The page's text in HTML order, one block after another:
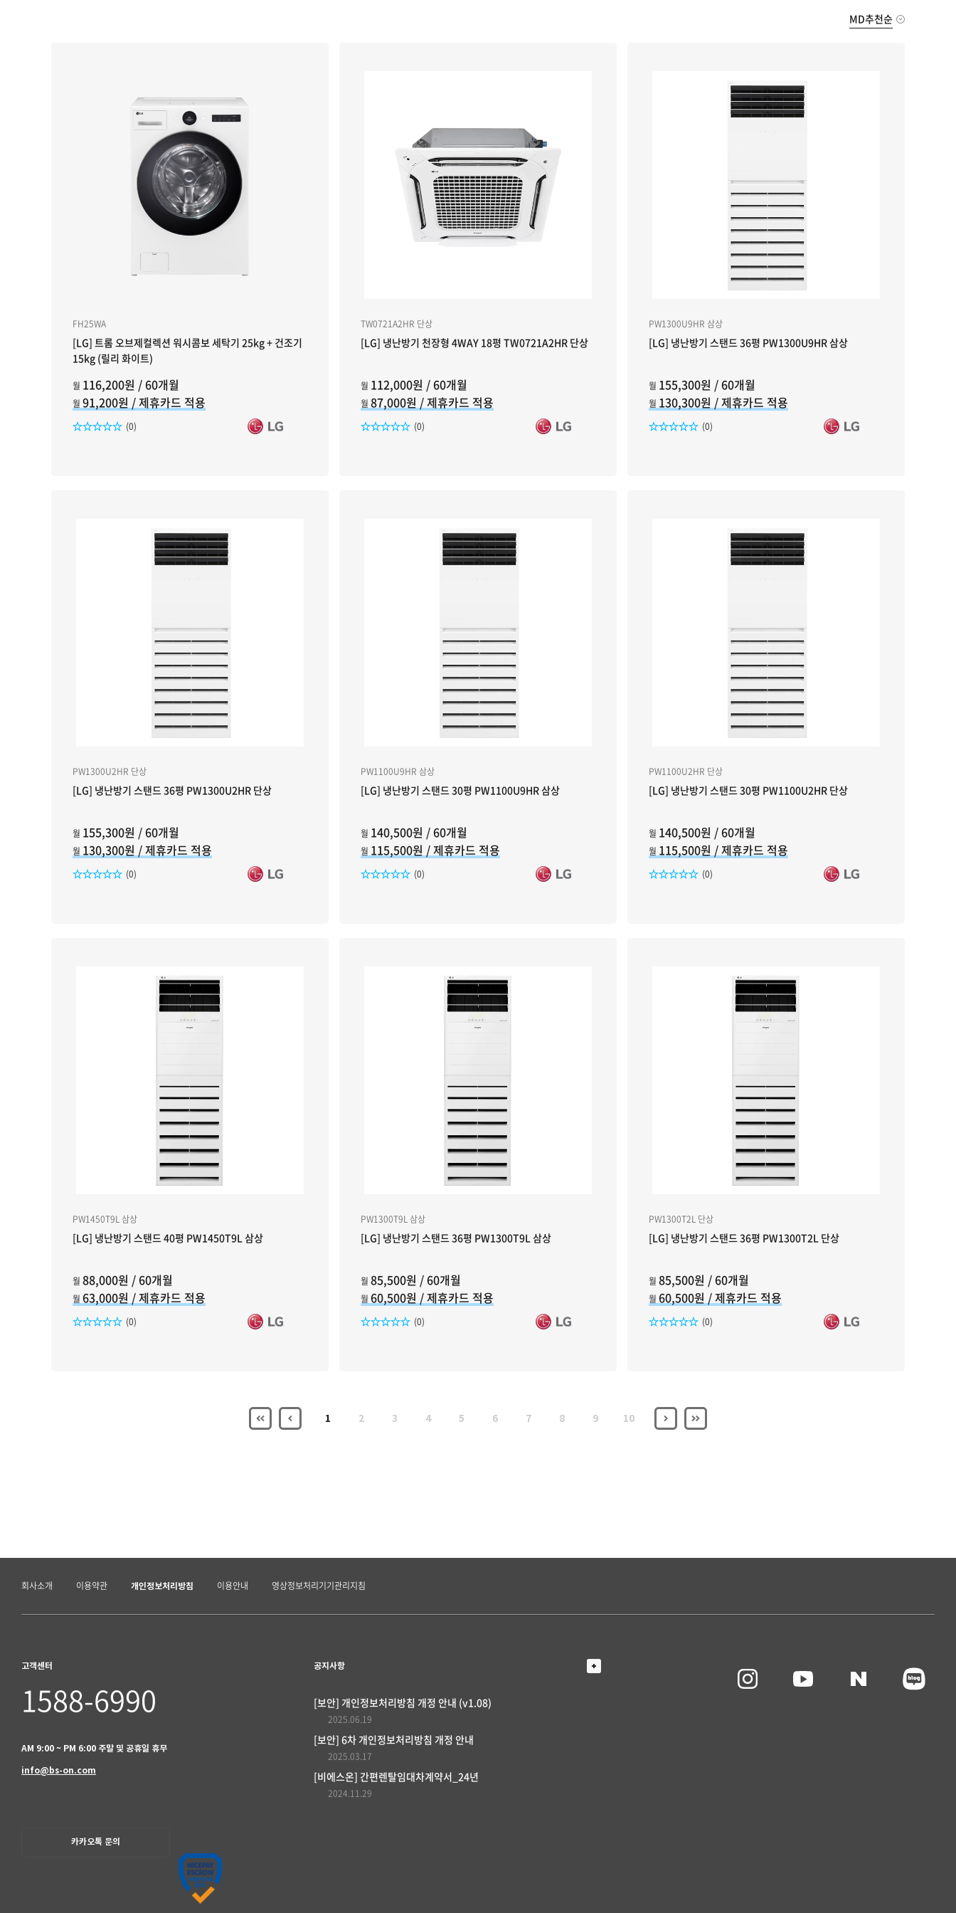
MD추천순
FH25WA
[LG] 트롬 오브제컬렉션 워시콤보 세탁기 25kg + 건조기
15kg (릴리 화이트)
월 116,200원 / 60개월
월 91,200원 / 제휴카드 적용
(0)
TW0721A2HR 단상
[LG] 냉난방기 천장형 4WAY 18평 TW0721A2HR 단상
월 112,000원 / 60개월
월 87,000원 / 제휴카드 적용
(0)
PW1300U9HR 삼상
[LG] 냉난방기 스탠드 36평 PW1300U9HR 삼상
월 155,300원 / 60개월
월 130,300원 / 제휴카드 적용
(0)
PW1300U2HR 단상
[LG] 냉난방기 스탠드 36평 PW1300U2HR 단상
월 155,300원 / 60개월
월 130,300원 / 제휴카드 적용
(0)
PW1100U9HR 삼상
[LG] 냉난방기 스탠드 30평 PW1100U9HR 삼상
월 140,500원 / 60개월
월 115,500원 / 제휴카드 적용
(0)
PW1100U2HR 단상
[LG] 냉난방기 스탠드 30평 PW1100U2HR 단상
월 140,500원 / 60개월
월 115,500원 / 제휴카드 적용
(0)
PW1450T9L 삼상
[LG] 냉난방기 스탠드 40평 PW1450T9L 삼상
월 88,000원 / 60개월
월 63,000원 / 제휴카드 적용
(0)
PW1300T9L 삼상
[LG] 냉난방기 스탠드 36평 PW1300T9L 삼상
월 85,500원 / 60개월
월 60,500원 / 제휴카드 적용
(0)
PW1300T2L 단상
[LG] 냉난방기 스탠드 36평 PW1300T2L 단상
월 85,500원 / 60개월
월 60,500원 / 제휴카드 적용
(0)
1 2 3 4 5 6 7 8 9 10
회사소개 이용약관 개인정보처리방침 이용안내 영상정보처리기기관리지침
고객센터
1588-6990
AM 9:00 ~ PM 6:00 주말 및 공휴일 휴무
info@bs-on.com
카카오톡 문의
공지사항
[보안] 개인정보처리방침 개정 안내 (v1.08)
2025.06.19
[보안] 6차 개인정보처리방침 개정 안내
2025.03.17
[비에스온] 간편렌탈임대차계약서_24년
2024.11.29
더보기